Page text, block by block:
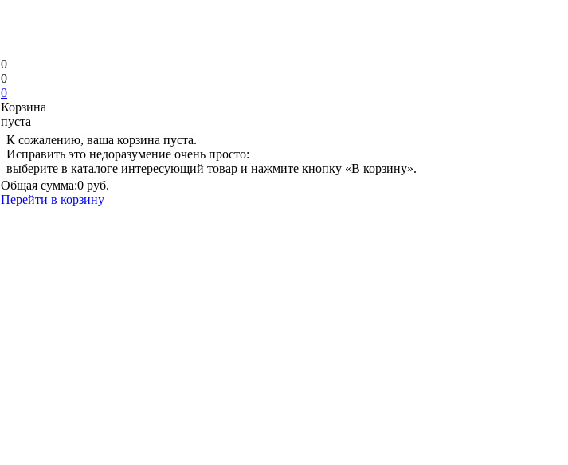
0
0
0
Корзина
пуста
К сожалению, ваша корзина пуста.
Исправить это недоразумение очень просто:
выберите в каталоге интересующий товар и нажмите кнопку «В корзину».
Общая сумма:0 руб.
Перейти в корзину